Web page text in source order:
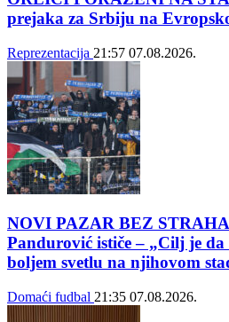
prejaka za Srbiju na
Reprezentacija 21:57 07.08.2026.
NOVI PAZAR BEZ
Pandurović ističe – „Cilj je da
boljem svetlu na njihovom
Domaći fudbal 21:35 07.08.2026.